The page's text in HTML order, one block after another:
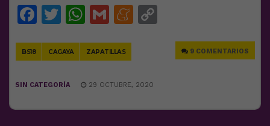
Facebook
Twitter
WhatsApp
GmailMeneame
BS18 CAGAYA ZAPATILLAS 9 COMENTARIOS
SIN CATEGORÍA 29 OCTUBRE, 2020